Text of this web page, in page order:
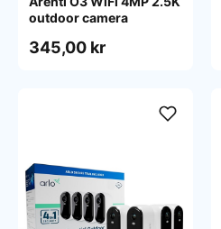
outdoor camera
345,00 kr